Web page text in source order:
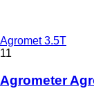
Agromet 3.5T
11
Agrometer